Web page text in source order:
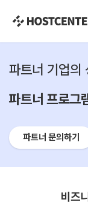
파트너 기업의
파트너 프로그
파트너 문의하기
비즈